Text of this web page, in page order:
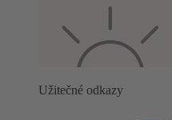
Užitečné odkazy